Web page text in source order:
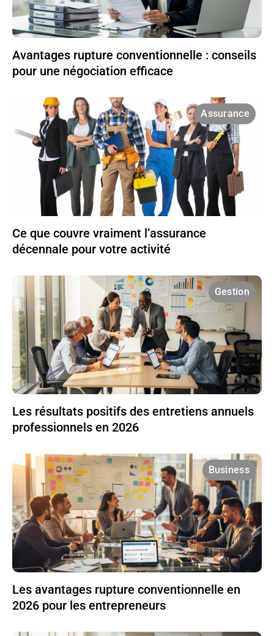
Avantages rupture conventionnelle : conseils
pour une négociation efficace
Assurance
Ce que couvre vraiment l’assurance
décennale pour votre activité
Gestion
Les résultats positifs des entretiens annuels
professionnels en 2026
Business
Les avantages rupture conventionnelle en
2026 pour les entrepreneurs